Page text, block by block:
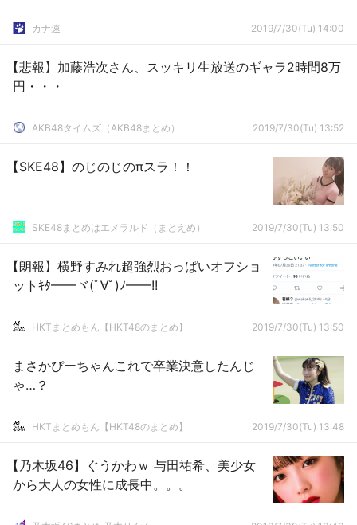
カナ速 2019/7/30(Tu) 14:00
【悲報】加藤浩次さん、スッキリ生放送のギャラ2時間8万
円・・・
AKB48タイムズ（AKB48まとめ） 2019/7/30(Tu) 13:52
【SKE48】のじのじのπスラ！！
SKE48まとめはエメラルド（まとえめ） 2019/7/30(Tu) 13:50
【朗報】横野すみれ超強烈おっぱいオフショ
ットｷﾀ━━ヾ(ﾟ∀ﾟ)ﾉ━━!!
HKTまとめもん【HKT48のまとめ】 2019/7/30(Tu) 13:50
まさかぴーちゃんこれで卒業決意したんじ
ゃ…？
HKTまとめもん【HKT48のまとめ】 2019/7/30(Tu) 13:48
【乃木坂46】ぐうかわｗ 与田祐希、美少女
から大人の女性に成長中。。。